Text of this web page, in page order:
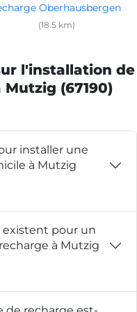
Oberhausbergen
(18.5 km)
l'installation de
(67190)
installer une
à Mutzig
existent pour un
à Mutzig